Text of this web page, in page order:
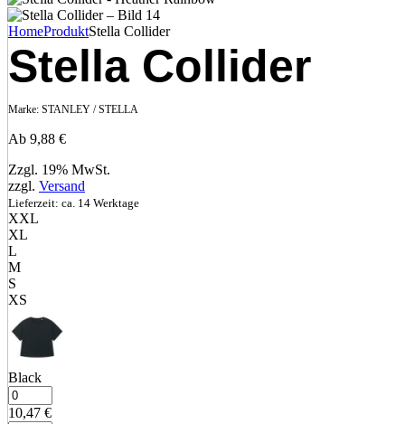
HomeProduktStella Collider
Stella Collider
Marke: STANLEY / STELLA
Ab 9,88 €
Zzgl. 19% MwSt.
zzgl. Versand
Lieferzeit: ca. 14 Werktage
XXL
XL
L
M
S
XS
Black
10,47 €